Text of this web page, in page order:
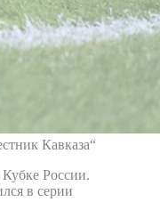
Кавказа“
России.
в серии